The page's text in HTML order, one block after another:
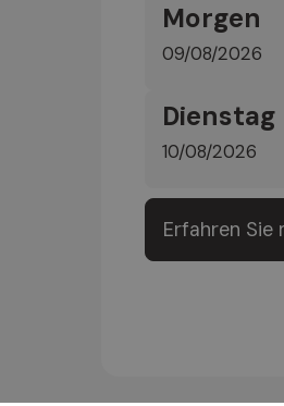
Morgen
09/08/2026
Dienstag
10/08/2026
Erfahren Sie